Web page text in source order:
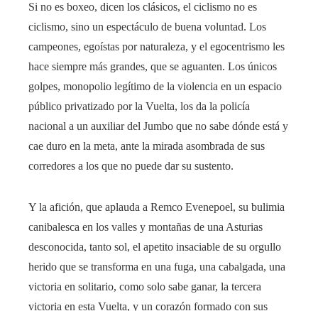
Si no es boxeo, dicen los clásicos, el ciclismo no es
ciclismo, sino un espectáculo de buena voluntad. Los
campeones, egoístas por naturaleza, y el egocentrismo les
hace siempre más grandes, que se aguanten. Los únicos
golpes, monopolio legítimo de la violencia en un espacio
público privatizado por la Vuelta, los da la policía
nacional a un auxiliar del Jumbo que no sabe dónde está y
cae duro en la meta, ante la mirada asombrada de sus
corredores a los que no puede dar su sustento.
Y la afición, que aplauda a Remco Evenepoel, su bulimia
canibalesca en los valles y montañas de una Asturias
desconocida, tanto sol, el apetito insaciable de su orgullo
herido que se transforma en una fuga, una cabalgada, una
victoria en solitario, como solo sabe ganar, la tercera
victoria en esta Vuelta, y un corazón formado con sus